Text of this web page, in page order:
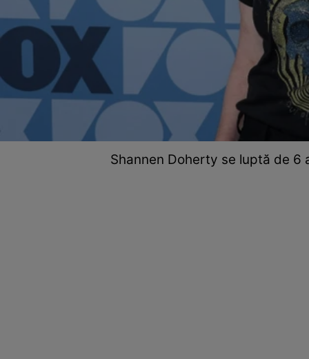
Shannen Doherty se luptă de 6